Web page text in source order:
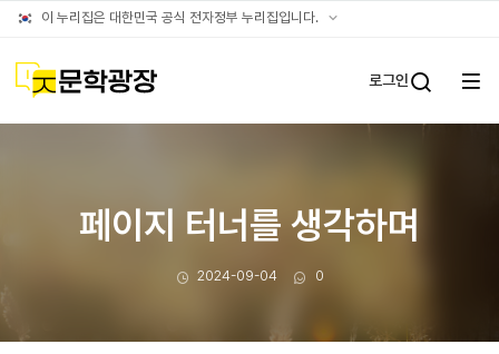
이 누리집은 대한민국 공식 전자정부 누리집입니다. 공식
문학광장 로그인
전체
페이지 터너를 생각하며
작성일
2024-09-04 댓글수
0